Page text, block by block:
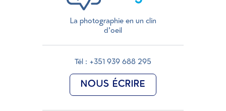
La photographie en un clin
d'oeil
Tél : +351 939 688 295
NOUS ÉCRIRE